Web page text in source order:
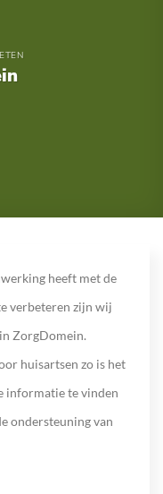
heeft met de
verbeteren zijn wij
ZorgDomein.
huisartsen zo is het
informatie te vinden
ondersteuning van